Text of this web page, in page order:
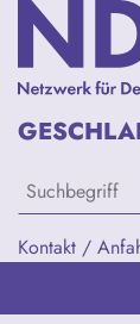
Kontakt /